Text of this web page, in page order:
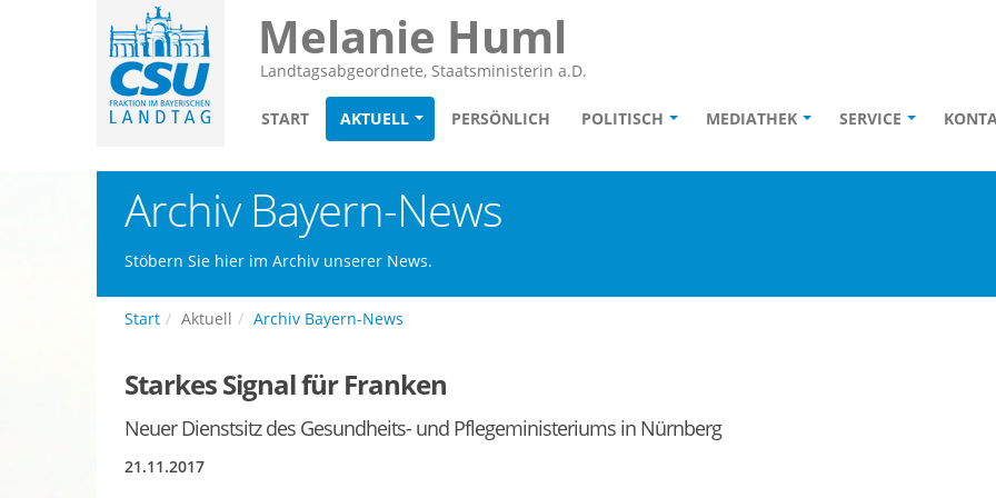
Melanie Huml
Landtagsabgeordnete, Staatsministerin a.D.
START AKTUELL PERSÖNLICH POLITISCH MEDIATHEK SERVICE
Archiv Bayern-News
Stöbern Sie hier im Archiv unserer News.
Start Aktuell Archiv Bayern-News
Starkes Signal für Franken
Neuer Dienstsitz des Gesundheits- und Pflegeministeriums in Nürnberg
21.11.2017